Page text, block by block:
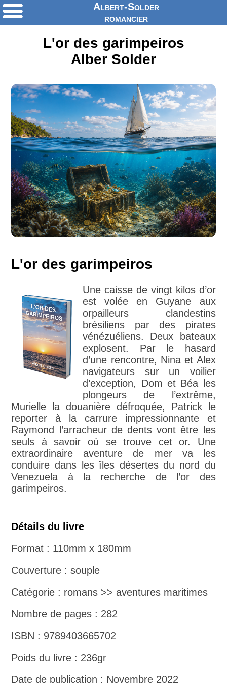
Albert-Solder
romancier
L'or des garimpeiros
Alber Solder
L'or des garimpeiros
Une caisse de vingt kilos d’or
est volée en Guyane aux
orpailleurs clandestins
brésiliens par des pirates
vénézuéliens. Deux bateaux
explosent. Par le hasard
d’une rencontre, Nina et Alex
navigateurs sur un voilier
d’exception, Dom et Béa les
plongeurs de l’extrême,
Murielle la douanière défroquée, Patrick le
reporter à la carrure impressionnante et
Raymond l’arracheur de dents vont être les
seuls à savoir où se trouve cet or. Une
extraordinaire aventure de mer va les
conduire dans les îles désertes du nord du
Venezuela à la recherche de l’or des
garimpeiros.
Détails du livre
Format : 110mm x 180mm
Couverture : souple
Catégorie : romans >> aventures maritimes
Nombre de pages : 282
ISBN : 9789403665702
Poids du livre : 236gr
Date de publication : Novembre 2022